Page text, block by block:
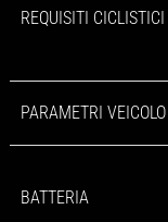
REQUISITI CICLISTICI
PARAMETRI VEICOLO
BATTERIA